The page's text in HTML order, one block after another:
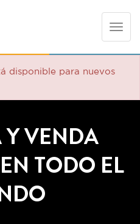
Toggle
disponible para nuevos
VENDA
TODO EL